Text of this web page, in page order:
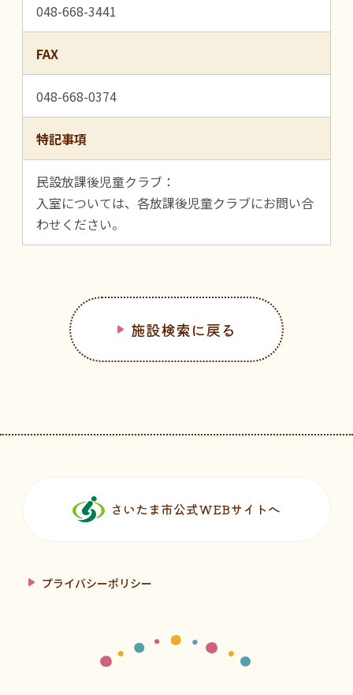
048-668-3441
FAX
048-668-0374
特記事項
民設放課後児童クラブ：
入室については、各放課後児童クラブにお問い合
わせください。
施設検索に戻る
さいたま市公式WEBサイトへ
プライバシーポリシー